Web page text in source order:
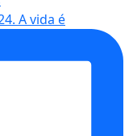
A vida é